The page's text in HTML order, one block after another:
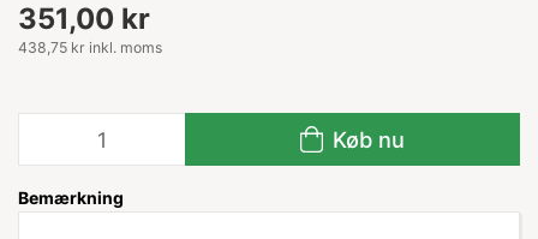
351,00 kr
438,75 kr inkl. moms
Køb nu
Bemærkning